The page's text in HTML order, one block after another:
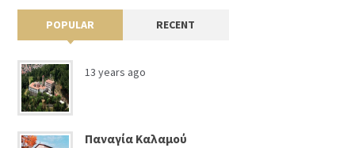
POPULAR RECENT
13 years ago
Παναγία Καλαμού